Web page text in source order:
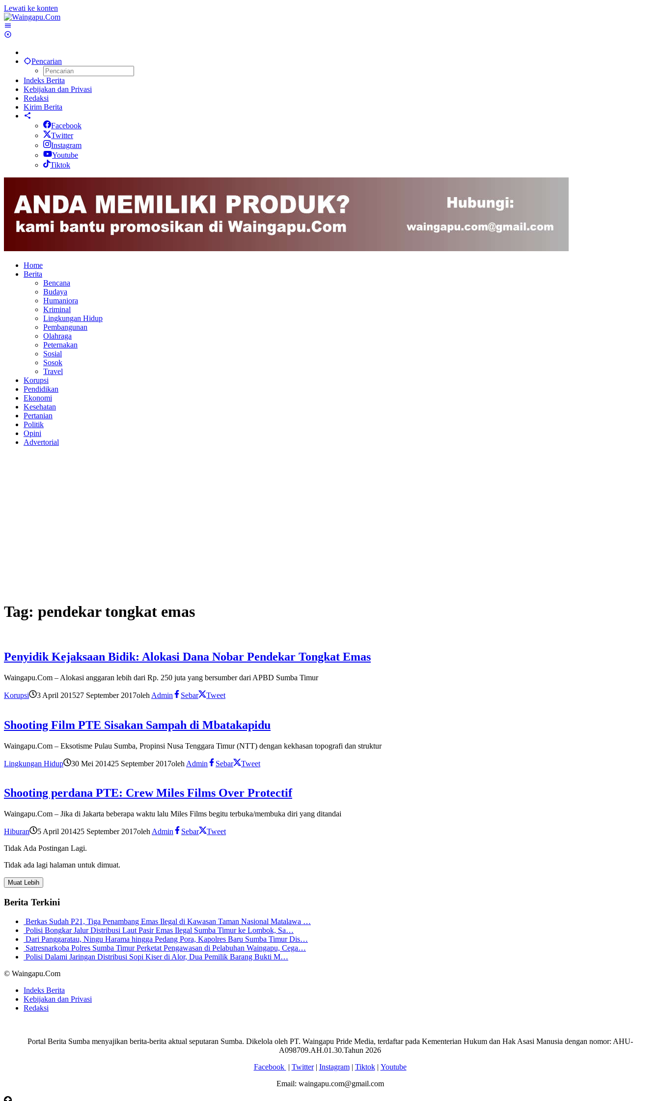
Lewati ke konten
Pencarian
Indeks Berita
Kebijakan dan Privasi
Redaksi
Kirim Berita
Facebook
Twitter
Instagram
Youtube
Tiktok
Home
Berita
Bencana
Budaya
Humaniora
Kriminal
Lingkungan Hidup
Pembangunan
Olahraga
Peternakan
Sosial
Sosok
Travel
Korupsi
Pendidikan
Ekonomi
Kesehatan
Pertanian
Politik
Opini
Advertorial
Tag: pendekar tongkat emas
Penyidik Kejaksaan Bidik: Alokasi Dana Nobar Pendekar Tongkat Emas
Waingapu.Com – Alokasi anggaran lebih dari Rp. 250 juta yang bersumber dari APBD Sumba Timur
Korupsi 3 April 201527 September 2017oleh Admin Sebar Tweet
Shooting Film PTE Sisakan Sampah di Mbatakapidu
Waingapu.Com – Eksotisme Pulau Sumba, Propinsi Nusa Tenggara Timur (NTT) dengan kekhasan topografi dan struktur
Lingkungan Hidup 30 Mei 201425 September 2017oleh Admin Sebar Tweet
Shooting perdana PTE: Crew Miles Films Over Protectif
Waingapu.Com – Jika di Jakarta beberapa waktu lalu Miles Films begitu terbuka/membuka diri yang ditandai
Hiburan 5 April 201425 September 2017oleh Admin Sebar
Tweet
Tidak Ada Postingan Lagi.
Tidak ada lagi halaman untuk dimuat.
Muat Lebih
Berita Terkini
Berkas Sudah P21, Tiga Penambang Emas Ilegal di Kawasan Taman Nasional Matalawa …
Polisi Bongkar Jalur Distribusi Laut Pasir Emas Ilegal Sumba Timur ke Lombok, Sa…
Dari Panggaratau, Ningu Harama hingga Pedang Pora, Kapolres Baru Sumba Timur Dis…
Satresnarkoba Polres Sumba Timur Perketat Pengawasan di Pelabuhan Waingapu, Cega…
Polisi Dalami Jaringan Distribusi Sopi Kiser di Alor, Dua Pemilik Barang Bukti M…
© Waingapu.Com
Indeks Berita
Kebijakan dan Privasi
Redaksi
Portal Berita Sumba menyajikan berita-berita aktual seputaran Sumba. Dikelola oleh PT. Waingapu Pride Media, terdaftar pada Kementerian Hukum dan Hak Asasi Manusia dengan nomor: AHU-
A098709.AH.01.30.Tahun 2026
Facebook | Twitter| Instagram| Tiktok| Youtube
Email: waingapu.com@gmail.com